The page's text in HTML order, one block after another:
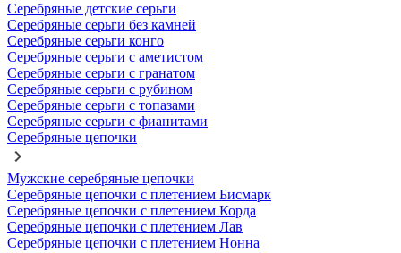
Серебряные детские серьги
Серебряные серьги без камней
Серебряные серьги конго
Серебряные серьги с аметистом
Серебряные серьги с гранатом
Серебряные серьги с рубином
Серебряные серьги с топазами
Серебряные серьги с фианитами
Серебряные цепочки
Мужские серебряные цепочки
Серебряные цепочки с плетением Бисмарк
Серебряные цепочки с плетением Корда
Серебряные цепочки с плетением Лав
Серебряные цепочки с плетением Нонна